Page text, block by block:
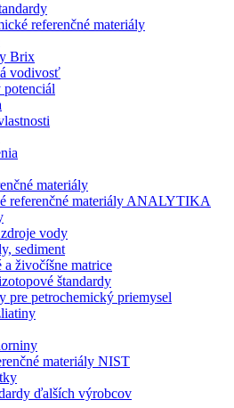
referenčné materiály
Brix
vodivosť
materiály
referenčné materiály ANALYTIKA
vody
sediment
a živočíšne matrice
štandardy
pre petrochemický priemysel
materiály NIST
ďalších výrobcov